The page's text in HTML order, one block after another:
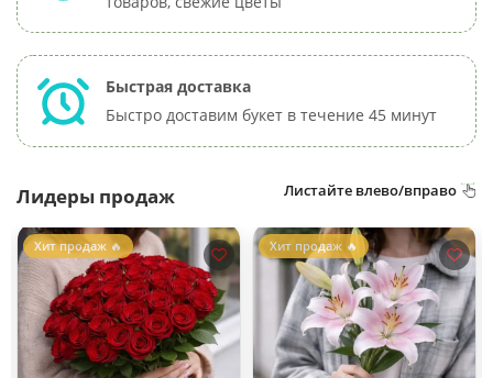
Быстрая доставка
Быстро доставим букет в течение 45 минут
Лидеры продаж Листайте влево/вправо
Хит продаж 🔥 Хит продаж 🔥